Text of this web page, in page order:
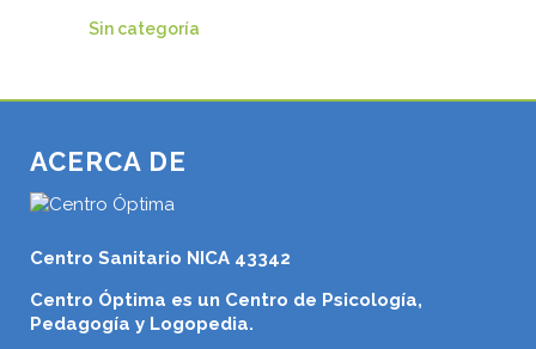
Sin categoría
ACERCA DE
Centro Sanitario NICA 43342
Centro Óptima es un Centro de Psicología,
Pedagogía y Logopedia.